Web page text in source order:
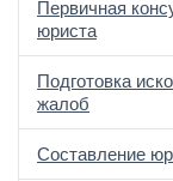
Первичная
юриста
Подготовка
жалоб
Составление